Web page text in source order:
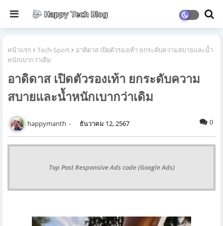
หน้าแรก Tech-Sport
อาดิดาส เปิดตัวรองเท้า ยกระดับความสบายและน้ำ
หนักเบากว่าเดิม
อาดิดาส เปิดตัวรองเท้า ยกระดับความ
สบายและน้ำหนักเบากว่าเดิม
happymanth ธันวาคม 12, 2567 0
Top Post Responsive Ads code (Google Ads)